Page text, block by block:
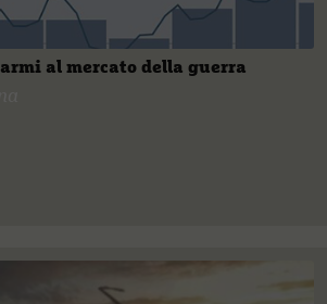
al mercato della guerra